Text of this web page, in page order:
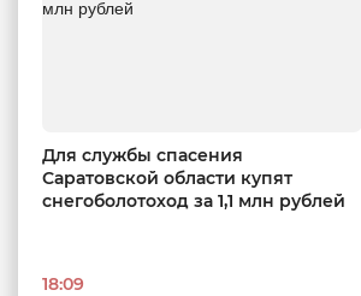
Для службы спасения
Саратовской области купят
снегоболотоход за 1,1 млн рублей
18:09